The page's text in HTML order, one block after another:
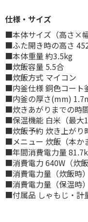
仕様・サイズ
■本体サイズ（高さ×
■ふた開き時の高さ
■本体重量 約3.5kg
■炊飯容量 5.5合
■炊飯方式 マイコン
■内釜仕様 銅色コート
■内釜の厚さ(mm)
■炊きあがりまでの時
■保温機能 白米（最大
■炊飯予約 炊き上がり
■メニュー 炊飯（本か
■年間消費電力量
■消費電力 640W（炊飯
■消費電力量（炊飯時
■消費電力量（保温時
■付属品 しゃもじ・計